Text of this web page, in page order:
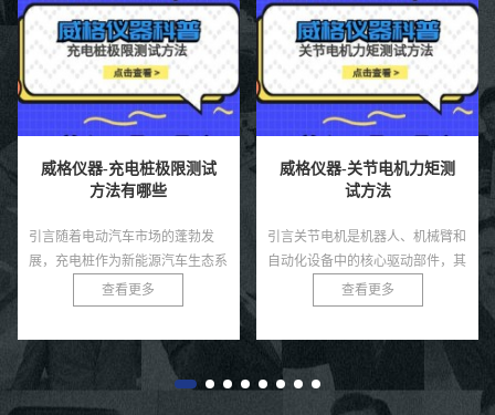
威格仪器-关节电机力矩测
试方法
引言关节电机是机器人、机械臂和
自动化设备中的核心驱动部件，其
力矩输出直接决定了系统的运动精
度、负载能力和稳定性。无论是工
查看更多
威格仪器-电抗器测试项目
有哪些
引言电抗器是电力系统中不可或缺
的设备，用于限制短路电流、补偿
无功功率和滤除谐波，广泛应用于
变电站、输配电网络和工业电力系
压、...
查看更多